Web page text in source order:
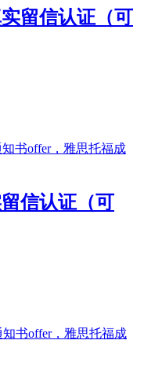
留信认证（可
信认证（可